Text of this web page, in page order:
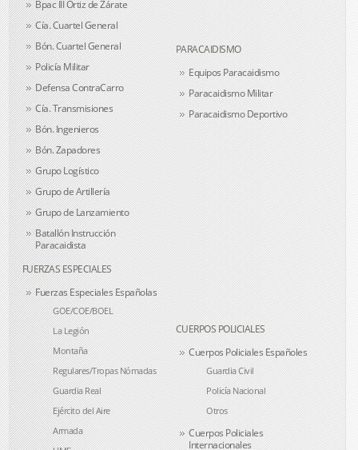
Bpac III Ortiz de Zárate
Cía. Cuartel General
Bón. Cuartel General
Policía Militar
Defensa ContraCarro
Cía. Transmisiones
Bón. Ingenieros
Bón. Zapadores
Grupo Logístico
Grupo de Artillería
Grupo de Lanzamiento
Batallón Instrucción
Paracaidista
PARACAIDISMO
Equipos Paracaidismo
Paracaidismo Militar
Paracaidismo Deportivo
FUERZAS ESPECIALES
Fuerzas Especiales Españolas
GOE/COE/BOEL
La Legión
Montaña
Regulares/Tropas Nómadas
Guardia Real
Ejército del Aire
Armada
CUERPOS POLICIALES
Cuerpos Policiales Españoles
Guardia Civil
Policía Nacional
Otros
Cuerpos Policiales
Internacionales